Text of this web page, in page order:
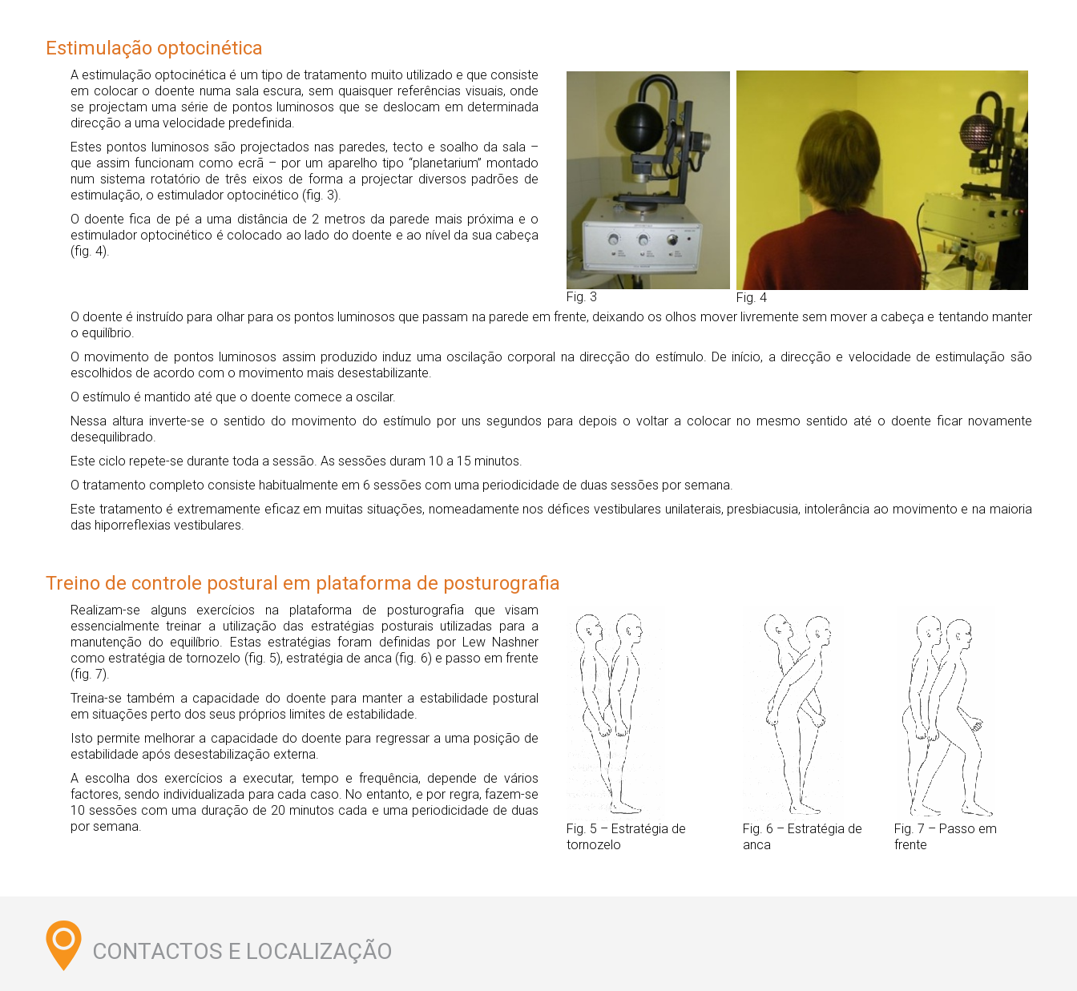
Estimulação optocinética
A estimulação optocinética é um tipo de tratamento muito utilizado e que consiste
em colocar o doente numa sala escura, sem quaisquer referências visuais, onde
se projectam uma série de pontos luminosos que se deslocam em determinada
direcção a uma velocidade predefinida.
Estes pontos luminosos são projectados nas paredes, tecto e soalho da sala –
que assim funcionam como ecrã – por um aparelho tipo “planetarium” montado
num sistema rotatório de três eixos de forma a projectar diversos padrões de
estimulação, o estimulador optocinético (fig. 3).
O doente fica de pé a uma distância de 2 metros da parede mais próxima e o
estimulador optocinético é colocado ao lado do doente e ao nível da sua cabeça
(fig. 4).
Fig. 3
Fig. 4
O doente é instruído para olhar para os pontos luminosos que passam na parede em frente, deixando os olhos mover livremente sem mover a cabeça e tentando manter
o equilíbrio.
O movimento de pontos luminosos assim produzido induz uma oscilação corporal na direcção do estímulo. De início, a direcção e velocidade de estimulação são
escolhidos de acordo com o movimento mais desestabilizante.
O estímulo é mantido até que o doente comece a oscilar.
Nessa altura inverte-se o sentido do movimento do estímulo por uns segundos para depois o voltar a colocar no mesmo sentido até o doente ficar novamente
desequilibrado.
Este ciclo repete-se durante toda a sessão. As sessões duram 10 a 15 minutos.
O tratamento completo consiste habitualmente em 6 sessões com uma periodicidade de duas sessões por semana.
Este tratamento é extremamente eficaz em muitas situações, nomeadamente nos défices vestibulares unilaterais, presbiacusia, intolerância ao movimento e na maioria
das hiporreflexias vestibulares.
Treino de controle postural em plataforma de posturografia
Realizam-se alguns exercícios na plataforma de posturografia que visam
essencialmente treinar a utilização das estratégias posturais utilizadas para a
manutenção do equilíbrio. Estas estratégias foram definidas por Lew Nashner
como estratégia de tornozelo (fig. 5), estratégia de anca (fig. 6) e passo em frente
(fig. 7).
Treina-se também a capacidade do doente para manter a estabilidade postural
em situações perto dos seus próprios limites de estabilidade.
Isto permite melhorar a capacidade do doente para regressar a uma posição de
estabilidade após desestabilização externa.
A escolha dos exercícios a executar, tempo e frequência, depende de vários
factores, sendo individualizada para cada caso. No entanto, e por regra, fazem-se
10 sessões com uma duração de 20 minutos cada e uma periodicidade de duas
por semana.
Fig. 5 – Estratégia de
tornozelo
Fig. 6 – Estratégia de
anca
Fig. 7 – Passo em
frente
CONTACTOS E LOCALIZAÇÃO